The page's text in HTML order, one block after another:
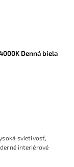
Denná biela
svietivosť,
interiérové